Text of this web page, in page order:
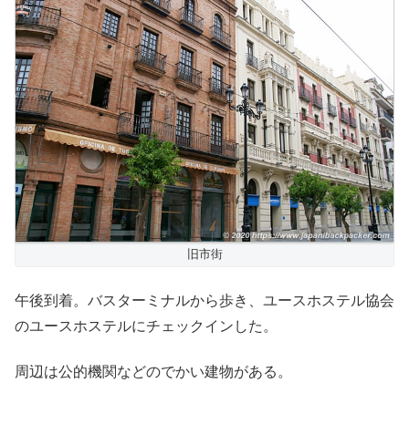
旧市街
午後到着。バスターミナルから歩き、ユースホステル協会
のユースホステルにチェックインした。
周辺は公的機関などのでかい建物がある。